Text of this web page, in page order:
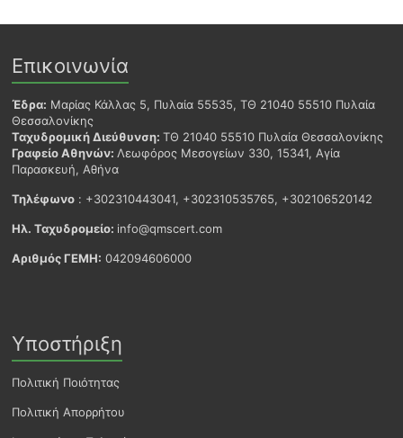
Επικοινωνία
Έδρα: Μαρίας Κάλλας 5, Πυλαία 55535, ΤΘ 21040 55510 Πυλαία
Θεσσαλονίκης
Ταχυδρομική Διεύθυνση:ΤΘ 21040 55510 Πυλαία Θεσσαλονίκης
Γραφείο Αθηνών:Λεωφόρος Μεσογείων 330, 15341, Αγία
Παρασκευή, Αθήνα
Τηλέφωνο : +302310443041, +302310535765, +302106520142
Ηλ. Ταχυδρομείο: info@qmscert.com
Αριθμός ΓΕΜΗ: 042094606000
Υποστήριξη
Πολιτική Ποιότητας
Πολιτική Απορρήτου